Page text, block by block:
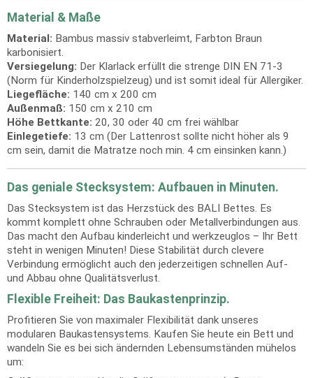
Material & Maße
Material: Bambus massiv stabverleimt, Farbton Braun
karbonisiert.
Versiegelung: Der Klarlack erfüllt die strenge DIN EN 71-3
(Norm für Kinderholzspielzeug) und ist somit ideal für Allergiker.
Liegefläche: 140 cm x 200 cm
Außenmaß: 150 cm x 210 cm
Höhe Bettkante: 20, 30 oder 40 cm frei wählbar
Einlegetiefe: 13 cm (Der Lattenrost sollte nicht höher als 9
cm sein, damit die Matratze noch min. 4 cm einsinken kann.)
Das geniale Stecksystem: Aufbauen in Minuten.
Das Stecksystem ist das Herzstück des BALI Bettes. Es
kommt komplett ohne Schrauben oder Metallverbindungen aus.
Das macht den Aufbau kinderleicht und werkzeuglos – Ihr Bett
steht in wenigen Minuten! Diese Stabilität durch clevere
Verbindung ermöglicht auch den jederzeitigen schnellen Auf-
und Abbau ohne Qualitätsverlust.
Flexible Freiheit: Das Baukastenprinzip.
Profitieren Sie von maximaler Flexibilität dank unseres
modularen Baukastensystems. Kaufen Sie heute ein Bett und
wandeln Sie es bei sich ändernden Lebensumständen mühelos
um: